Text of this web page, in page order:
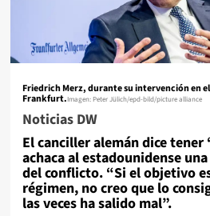
Friedrich Merz, durante su intervención en el
Frankfurt.Imagen: Peter Jülich/epd-bild/picture alliance
Noticias DW
El canciller alemán dice tener
achaca al estadounidense
del conflicto. “Si el objetivo
régimen, no creo que lo
las veces ha salido mal”.